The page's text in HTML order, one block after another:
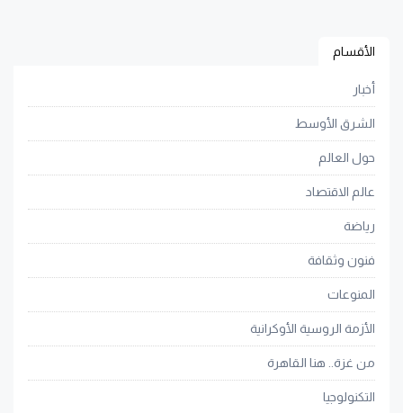
الأقسام
أخبار
الشرق الأوسط
حول العالم
عالم الاقتصاد
رياضة
فنون وثقافة
المنوعات
الأزمة الروسية الأوكرانية
من غزة.. هنا القاهرة
التكنولوجيا